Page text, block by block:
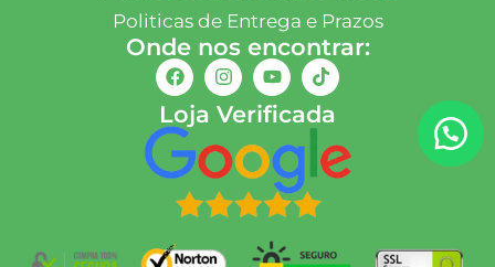
Politicas de Entrega e Prazos
Onde nos encontrar:
Loja Verificada